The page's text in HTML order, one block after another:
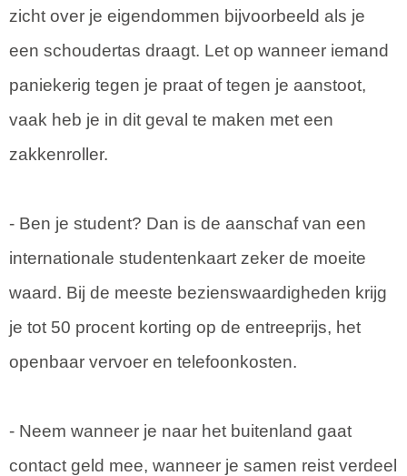
zicht over je eigendommen bijvoorbeeld als je
een schoudertas draagt. Let op wanneer iemand
paniekerig tegen je praat of tegen je aanstoot,
vaak heb je in dit geval te maken met een
zakkenroller.
- Ben je student? Dan is de aanschaf van een
internationale studentenkaart zeker de moeite
waard. Bij de meeste bezienswaardigheden krijg
je tot 50 procent korting op de entreeprijs, het
openbaar vervoer en telefoonkosten.
- Neem wanneer je naar het buitenland gaat
contact geld mee, wanneer je samen reist verdeel